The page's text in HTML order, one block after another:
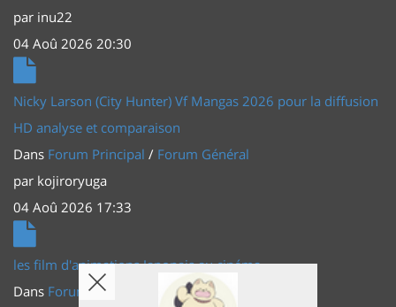
par inu22
04 Aoû 2026 20:30
Nicky Larson (City Hunter) Vf Mangas 2026 pour la diffusion
HD analyse et comparaison
Dans Forum Principal / Forum Général
par kojiroryuga
04 Aoû 2026 17:33
les film d'animations Japonais au cinéma
Dans Forum Principal
Actus (TV, vidéo, web)